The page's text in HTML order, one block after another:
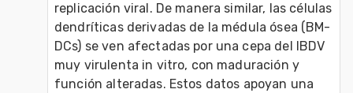
replicación viral. De manera similar, las células
dendríticas derivadas de la médula ósea (BM-
DCs) se ven afectadas por una cepa del IBDV
muy virulenta in vitro, con maduración y
función alteradas. Estos datos apoyan una